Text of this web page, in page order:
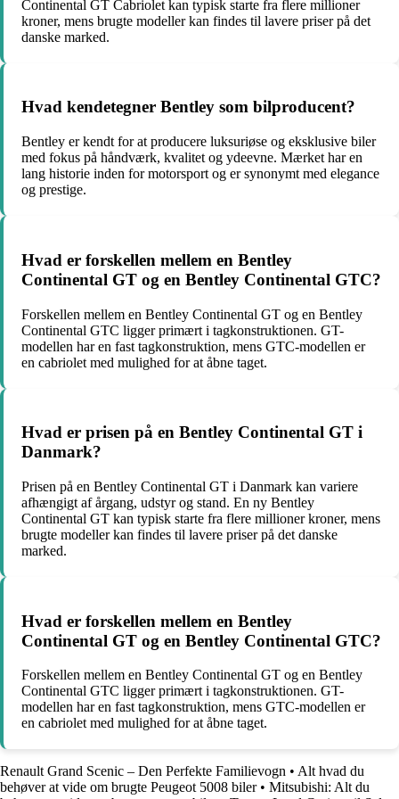
Continental GT Cabriolet kan typisk starte fra flere millioner
kroner, mens brugte modeller kan findes til lavere priser på det
danske marked.
Hvad kendetegner Bentley som bilproducent?
Bentley er kendt for at producere luksuriøse og eksklusive biler
med fokus på håndværk, kvalitet og ydeevne. Mærket har en
lang historie inden for motorsport og er synonymt med elegance
og prestige.
Hvad er forskellen mellem en Bentley
Continental GT og en Bentley Continental GTC?
Forskellen mellem en Bentley Continental GT og en Bentley
Continental GTC ligger primært i tagkonstruktionen. GT-
modellen har en fast tagkonstruktion, mens GTC-modellen er
en cabriolet med mulighed for at åbne taget.
Hvad er prisen på en Bentley Continental GT i
Danmark?
Prisen på en Bentley Continental GT i Danmark kan variere
afhængigt af årgang, udstyr og stand. En ny Bentley
Continental GT kan typisk starte fra flere millioner kroner, mens
brugte modeller kan findes til lavere priser på det danske
marked.
Hvad er forskellen mellem en Bentley
Continental GT og en Bentley Continental GTC?
Forskellen mellem en Bentley Continental GT og en Bentley
Continental GTC ligger primært i tagkonstruktionen. GT-
modellen har en fast tagkonstruktion, mens GTC-modellen er
en cabriolet med mulighed for at åbne taget.
Renault Grand Scenic – Den Perfekte Familievogn • Alt hvad du
behøver at vide om brugte Peugeot 5008 biler• Mitsubishi: Alt du